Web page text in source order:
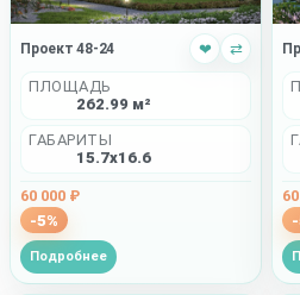
Проект 48-24 ❤ ⇄
ПЛОЩАДЬ
262.99 м²
ГАБАРИТЫ
15.7x16.6
60 000 ₽
-5%
Подробнее